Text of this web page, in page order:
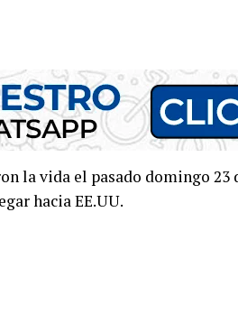
la vida el pasado domingo
hacia EE.UU.